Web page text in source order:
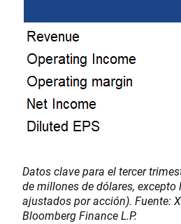
Datos clave para el tercer
de millones de dólares, excepto
ajustados por acción). Fuente:
Bloomberg Finance L.P.